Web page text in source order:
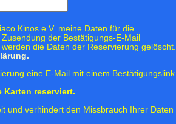
Kinos e.V. meine Daten für die
der Bestätigungs-E-Mail
die Daten der Reservierung gelöscht.
eine E-Mail mit einem Bestätigungslink.
Karten reserviert.
und verhindert den Missbrauch Ihrer Daten